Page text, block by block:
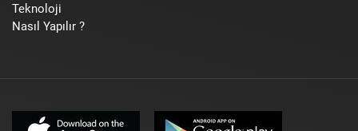
Teknoloji
Nasıl Yapılır ?